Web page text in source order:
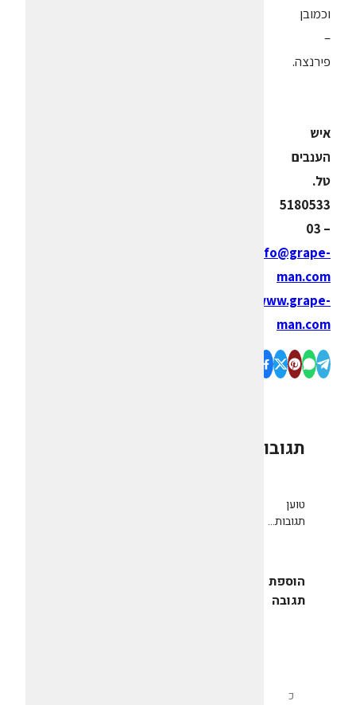
וכמובן
–
פירנצה.
איש
הענבים
טל.
5180533
– 03
info@grape-
man.com
www.grape-
man.com
תגובות
טוען
תגובות...
הוספת
תגובה